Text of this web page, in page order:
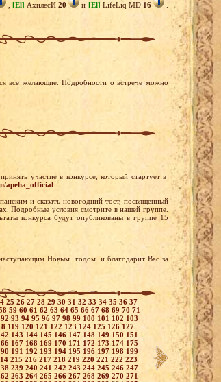
, [El] АхилесИ20 и [El] LifeLiq MD 16
.
все желающие. Подробности о встрече можно
участие в конкурсе, который стартует в
apeha_official
и сказать новогодний тост, посвященный
Подробные условия смотрите в нашей группе.
конкурса будут опубликованы в группе 15
Новым годом и благодарит Вас за
25 26 27 28 29 30 31 32 33 34 35 36 37
59 60 61 62 63 64 65 66 67 68 69 70 71
92 93 94 95 96 97 98 99 100 101 102 103
119 120 121 122 123 124 125 126 127
143 144 145 146 147 148 149 150 151
167 168 169 170 171 172 173 174 175
191 192 193 194 195 196 197 198 199
215 216 217 218 219 220 221 222 223
239 240 241 242 243 244 245 246 247
263 264 265 266 267 268 269 270 271